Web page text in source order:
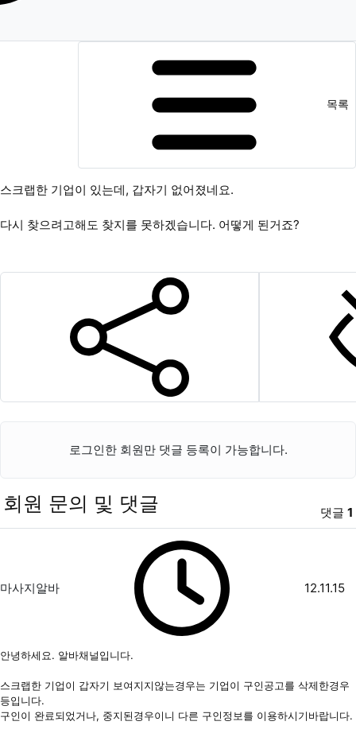
목록
스크랩한 기업이 있는데, 갑자기 없어졌네요.
다시 찾으려고해도 찾지를 못하겠습니다. 어떻게 된거죠?
SNS 공유
로그인한 회원만 댓글 등록이 가능합니다.
회원 문의 및 댓글 댓글 1
마사지알바 12.11.15
안녕하세요. 알바채널입니다.
스크랩한 기업이 갑자기 보여지지않는경우는 기업이 구인공고를 삭제한경우
등입니다.
구인이 완료되었거나, 중지된경우이니 다른 구인정보를 이용하시기바랍니다.